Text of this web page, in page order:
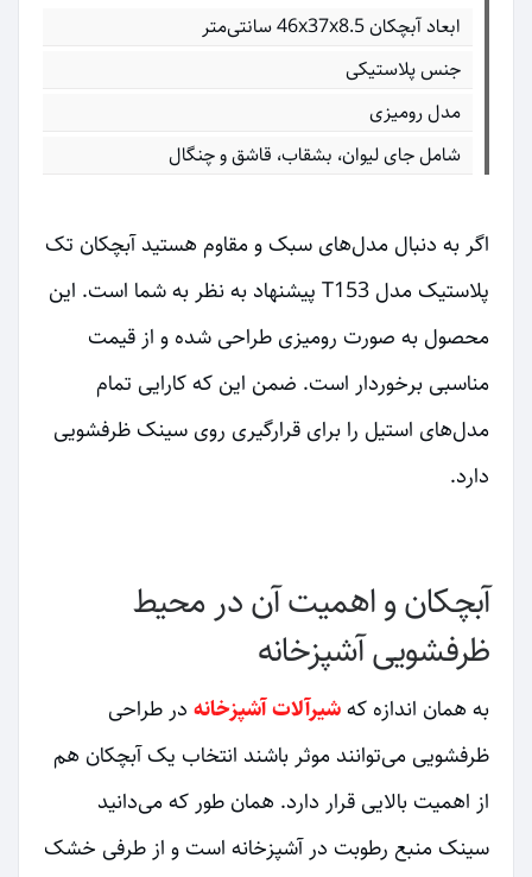
ابعاد آبچکان 46x37x8.5 سانتی‌متر
جنس پلاستیکی
مدل رومیزی
شامل جای لیوان، بشقاب، قاشق و چنگال
اگر به دنبال مدل‌های سبک و مقاوم هستید آبچکان تک
پلاستیک مدل T153 پیشنهاد به نظر به شما است. این
محصول به صورت رومیزی طراحی شده و از قیمت
مناسبی برخوردار است. ضمن این که کارایی تمام
مدل‌های استیل را برای قرارگیری روی سینک ظرفشویی
دارد.
آبچکان و اهمیت آن در محیط
ظرفشویی آشپزخانه
به همان اندازه کهشیرآلات آشپزخانه در طراحی
ظرفشویی می‌توانند موثر باشند انتخاب یک آبچکان هم
از اهمیت بالایی قرار دارد. همان طور که می‌دانید
سینک منبع رطوبت در آشپزخانه است و از طرفی خشک